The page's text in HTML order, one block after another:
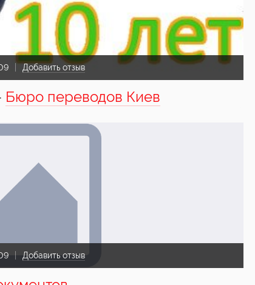
Бюро переводов Киев
Добавить отзыв
Добавить отзыв